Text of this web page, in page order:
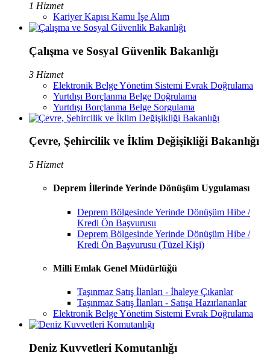
1 Hizmet
Kariyer Kapısı Kamu İşe Alım
Çalışma ve Sosyal Güvenlik Bakanlığı
3 Hizmet
Elektronik Belge Yönetim Sistemi Evrak Doğrulama
Yurtdışı Borçlanma Belge Doğrulama
Yurtdışı Borçlanma Belge Sorgulama
Çevre, Şehircilik ve İklim Değişikliği Bakanlığı
5 Hizmet
Deprem İllerinde Yerinde Dönüşüm Uygulaması
Deprem Bölgesinde Yerinde Dönüşüm Hibe /
Kredi Ön Başvurusu
Deprem Bölgesinde Yerinde Dönüşüm Hibe /
Kredi Ön Başvurusu (Tüzel Kişi)
Milli Emlak Genel Müdürlüğü
Taşınmaz Satış İlanları - İhaleye Çıkanlar
Taşınmaz Satış İlanları - Satışa Hazırlananlar
Elektronik Belge Yönetim Sistemi Evrak Doğrulama
Deniz Kuvvetleri Komutanlığı